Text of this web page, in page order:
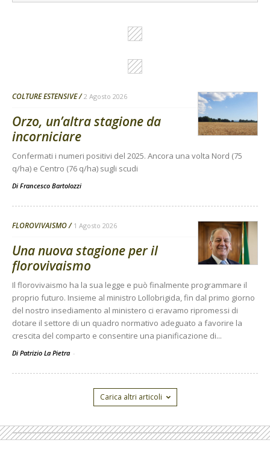
COLTURE ESTENSIVE 2 Agosto 2026
Orzo, un’altra stagione da
incorniciare
Confermati i numeri positivi del 2025. Ancora una volta Nord (75
q/ha) e Centro (76 q/ha) sugli scudi
Di Francesco Bartolozzi
FLOROVIVAISMO 1 Agosto 2026
Una nuova stagione per il
florovivaismo
Il florovivaismo ha la sua legge e può finalmente programmare il
proprio futuro. Insieme al ministro Lollobrigida, fin dal primo giorno
del nostro insediamento al ministero ci eravamo ripromessi di
dotare il settore di un quadro normativo adeguato a favorire la
crescita del comparto e consentire una pianificazione di...
Di Patrizio La Pietra -
Carica altri articoli